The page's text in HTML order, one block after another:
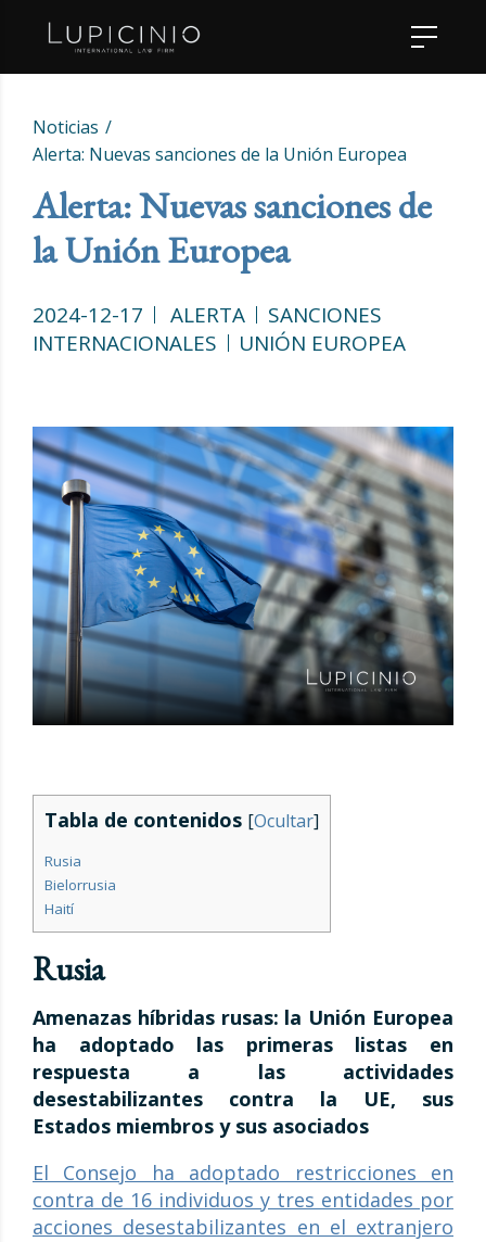
Noticias
Alerta: Nuevas sanciones de la Unión Europea
Alerta: Nuevas sanciones de
la Unión Europea
2024-12-17 ALERTA
SANCIONES
INTERNACIONALES
UNIÓN EUROPEA
Tabla de contenidos [Ocultar]
Rusia
Bielorrusia
Haití
Rusia
Amenazas híbridas rusas: la Unión Europea
ha adoptado las primeras listas en
respuesta a las actividades
desestabilizantes contra la UE, sus
Estados miembros y sus asociados
El Consejo ha adoptado restricciones en
contra de 16 individuos y tres entidades por
acciones desestabilizantes en el extranjero